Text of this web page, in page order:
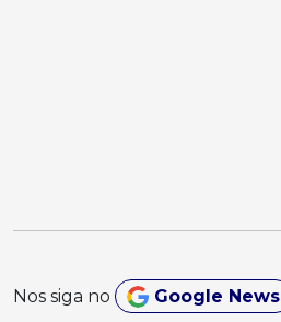
Nos siga no Google News